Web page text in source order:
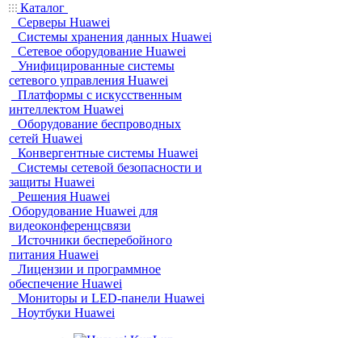
Каталог
Серверы Huawei
Системы хранения данных Huawei
Сетевое оборудование Huawei
Унифицированные системы
сетевого управления Huawei
Платформы с искусственным
интеллектом Huawei
Оборудование беспроводных
сетей Huawei
Конвергентные системы Huawei
Системы сетевой безопасности и
защиты Huawei
Решения Huawei
Оборудование Huawei для
видеоконференцсвязи
Источники бесперебойного
питания Huawei
Лицензии и программное
обеспечение Huawei
Мониторы и LED-панели Huawei
Ноутбуки Huawei